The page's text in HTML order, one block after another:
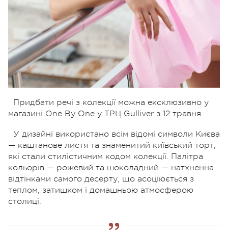
Придбати речі з колекції можна ексклюзивно у
магазині One By One у ТРЦ Gulliver з 12 травня.
У дизайні використано всім відомі символи Києва
— каштанове листя та знаменитий київський торт,
які стали стилістичним кодом колекції. Палітра
кольорів — рожевий та шоколадний — натхненна
відтінками самого десерту, що асоціюється з
теплом, затишком і домашньою атмосферою
столиці.